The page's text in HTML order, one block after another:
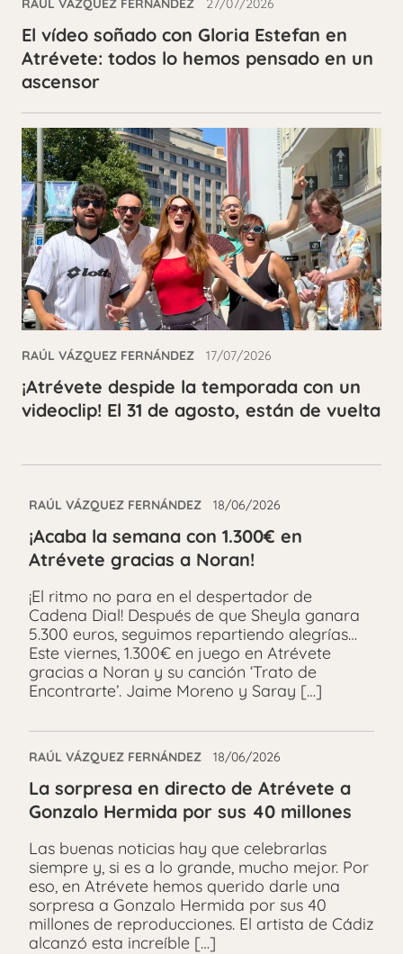
RAÚL VÁZQUEZ FERNÁNDEZ 27/07/2026
El vídeo soñado con Gloria Estefan en
Atrévete: todos lo hemos pensado en un
ascensor
RAÚL VÁZQUEZ FERNÁNDEZ 17/07/2026
¡Atrévete despide la temporada con un
videoclip! El 31 de agosto, están de vuelta
RAÚL VÁZQUEZ FERNÁNDEZ 18/06/2026
¡Acaba la semana con 1.300€ en
Atrévete gracias a Noran!
¡El ritmo no para en el despertador de
Cadena Dial! Después de que Sheyla ganara
5.300 euros, seguimos repartiendo alegrías…
Este viernes, 1.300€ en juego en Atrévete
gracias a Noran y su canción ‘Trato de
Encontrarte’. Jaime Moreno y Saray […]
RAÚL VÁZQUEZ FERNÁNDEZ 18/06/2026
La sorpresa en directo de Atrévete a
Gonzalo Hermida por sus 40 millones
Las buenas noticias hay que celebrarlas
siempre y, si es a lo grande, mucho mejor. Por
eso, en Atrévete hemos querido darle una
sorpresa a Gonzalo Hermida por sus 40
millones de reproducciones. El artista de Cádiz
alcanzó esta increíble […]